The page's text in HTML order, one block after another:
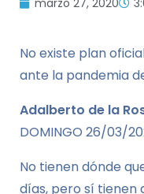
No existe plan
ante la pandemia
Adalberto de la
DOMINGO 26/03/
No tienen dónde
días, pero sí tienen